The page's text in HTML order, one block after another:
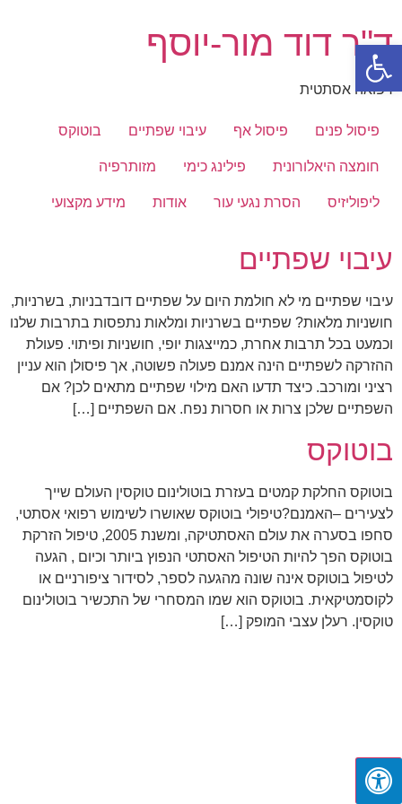
פתח סרגל נגישות
לתוכן
ד"ר דוד מור-יוסף
רפואה אסתטית
פיסול פנים פיסול אף עיבוי שפתיים בוטוקס
חומצה היאלורונית פילינג כימי מזותרפיה
ליפוליזיס הסרת נגעי עור אודות מידע מקצועי
עיבוי שפתיים
עיבוי שפתיים מי לא חולמת היום על שפתיים דובדבניות, בשרניות,
חושניות מלאות? שפתיים בשרניות ומלאות נתפסות בתרבות שלנו
וכמעט בכל תרבות אחרת, כמייצגות יופי, חושניות ופיתוי. פעולת
ההזרקה לשפתיים הינה אמנם פעולה פשוטה, אך פיסולן הוא עניין
רציני ומורכב. כיצד תדעו האם מילוי שפתיים מתאים לכן? אם
השפתיים שלכן צרות או חסרות נפח. אם השפתיים […]
בוטוקס
בוטוקס החלקת קמטים בעזרת בוטולינום טוקסין העולם שייך
לצעירים –האמנם?טיפולי בוטוקס שאושרו לשימוש רפואי אסתטי,
סחפו בסערה את עולם האסתטיקה, ומשנת 2005, טיפול הזרקת
בוטוקס הפך להיות הטיפול האסתטי הנפוץ ביותר וכיום , הגעה
לטיפול בוטוקס אינה שונה מהגעה לספר, לסידור ציפורניים או
לקוסמטיקאית. בוטוקס הוא שמו המסחרי של התכשיר בוטולינום
טוקסין. רעלן עצבי המופק […]